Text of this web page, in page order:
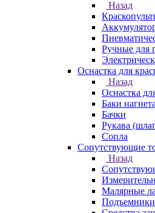
Назад
Ручные для
Оснастка для
Назад
Оснастка
Баки
Бачки
Рукава
Сопла
Сопутствующие
Назад
Малярные
Подъемники